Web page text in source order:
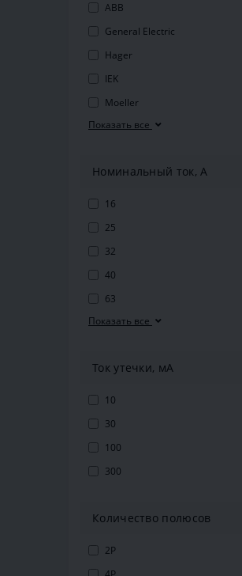
ABB
General Electric
Hager
IEK
Moeller
Показать все
Номинальный ток, A
16
25
32
40
63
Показать все
Ток утечки, мА
10
30
100
300
Количество полюсов
2P